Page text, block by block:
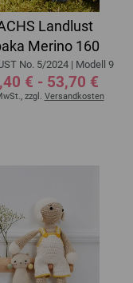
Landlust
Merino 160
No. 5/2024 | Modell 9
€ - 53,70 €
zzgl. Versandkosten